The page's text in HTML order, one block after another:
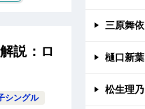
説：ロ
シングル
三原舞依
樋口新葉
松生理乃